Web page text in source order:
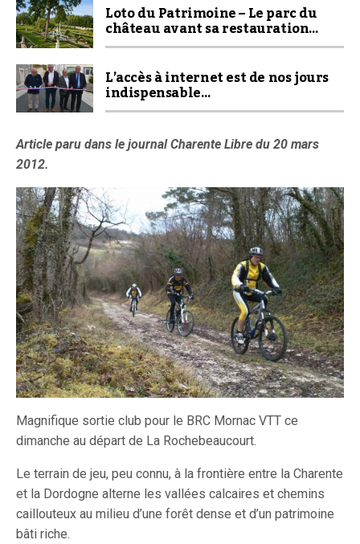
Loto du Patrimoine – Le parc du
château avant sa restauration…
L’accès à internet est de nos jours
indispensable…
Article paru dans le journal Charente Libre du 20 mars
2012.
Magnifique sortie club pour le BRC Mornac VTT ce
dimanche au départ de La Rochebeaucourt.
Le terrain de jeu, peu connu, à la frontière entre la Charente
et la Dordogne alterne les vallées calcaires et chemins
caillouteux au milieu d’une forêt dense et d’un patrimoine
bâti riche.